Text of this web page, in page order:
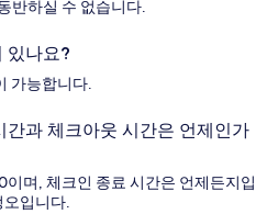
반하실 수 없습니다.
있나요?
가능합니다.
간과 체크아웃 시간은 언제인가
며, 체크인 종료 시간은 언제든지입
오입니다.